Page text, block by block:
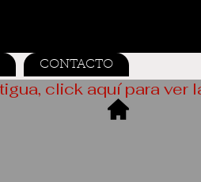
CONTACTO